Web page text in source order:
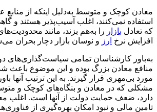
معادن کوچک و متوسط به‌دلیل اینکه از منابع
استفاده نمی‌کنند، اغلب آسیب‌پذیر هستند و
که تعادل بازار را به‌هم بزند، مانند
افزایش نرخ ارز و نوسان بازار دچار بحران
به‌باور کارشناسان تمامی سیاست‌گذاری‌های
منافع معادن بزرگ بوده و این موضوع باعث
مورد بی‌مهری قرار گیرند. به این ترتیب آنها
مشکلی که در معادن و بنگاه‌های کوچک و
دارد، ضعف حمایت دولت از آنها است. اغلب
تامین مالی و نبود امکان بهره‌گیری از